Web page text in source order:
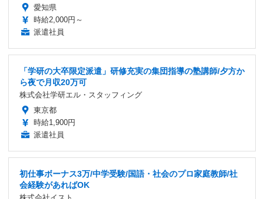
愛知県
時給2,000円～
派遣社員
「学研の大卒限定派遣」研修充実の集団指導の塾講師/夕方か
ら夜で月収20万可
株式会社学研エル・スタッフィング
東京都
時給1,900円
派遣社員
初仕事ボーナス3万/中学受験/国語・社会のプロ家庭教師/社
会経験があればOK